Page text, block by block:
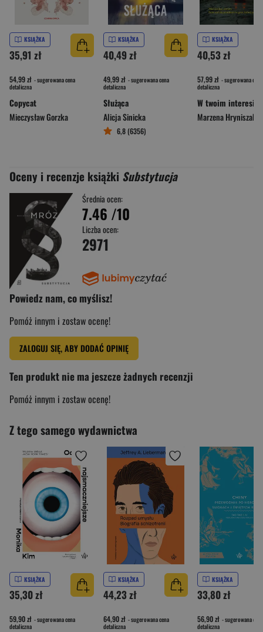
KSIĄŻKA
35,91 zł
54,99 zł - sugerowana cena
detaliczna
Copycat
Mieczysław Gorzka
KSIĄŻKA
40,49 zł
49,99 zł - sugerowana cena
detaliczna
Służąca
Alicja Sinicka
6,8 (6356)
KSIĄŻKA
40,53 zł
57,99 zł - sugerowana cena
detaliczna
W twoim interesie
Marzena Hryniszak
Oceny i recenzje książki Substytucja
Średnia ocen:
7.46 /10
Liczba ocen:
2971
Powiedz nam, co myślisz!
Pomóż innym i zostaw ocenę!
ZALOGUJ SIĘ, ABY DODAĆ OPINIĘ
Ten produkt nie ma jeszcze żadnych recenzji
Pomóż innym i zostaw ocenę!
Z tego samego wydawnictwa
KSIĄŻKA
35,30 zł
59,90 zł - sugerowana cena
detaliczna
KSIĄŻKA
44,23 zł
64,90 zł - sugerowana cena
detaliczna
KSIĄŻKA
33,80 zł
56,90 zł - sugerowana cena
detaliczna